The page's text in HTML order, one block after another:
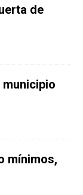
de
municipio
mínimos,